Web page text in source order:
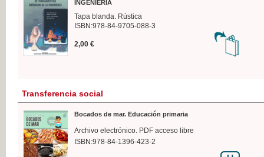
INGENIERÍA
Tapa blanda. Rústica
ISBN:978-84-9705-088-3
2,00 €
Transferencia social
Bocados de mar. Educación primaria
Archivo electrónico. PDF acceso libre
ISBN:978-84-1396-423-2